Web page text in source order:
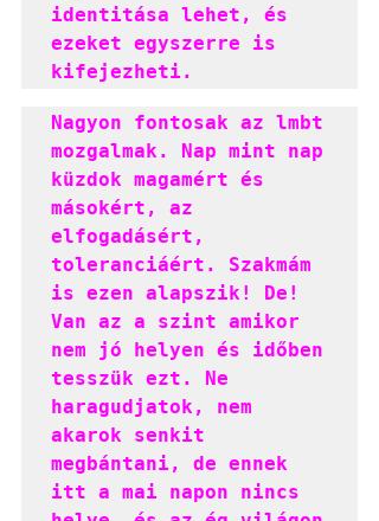
identitása lehet, és
ezeket egyszerre is
kifejezheti.
Nagyon fontosak az lmbt
mozgalmak. Nap mint nap
küzdok magamért és
másokért, az
elfogadásért,
toleranciáért. Szakmám
is ezen alapszik! De!
Van az a szint amikor
nem jó helyen és időben
tesszük ezt. Ne
haragudjatok, nem
akarok senkit
megbántani, de ennek
itt a mai napon nincs